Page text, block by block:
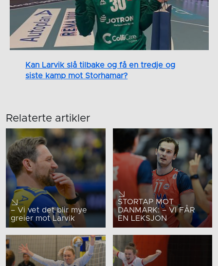
Kan Larvik slå tilbake og få en tredje og
siste kamp mot Storhamar?
Relaterte artikler
– Vi vet det blir mye
greier mot Larvik
STORTAP MOT
DANMARK: – VI FÅR
EN LEKSJON